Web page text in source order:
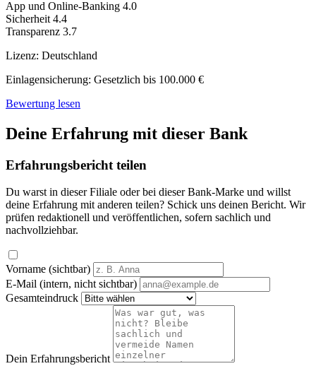
App und Online-Banking 4.0
Sicherheit 4.4
Transparenz 3.7
Lizenz: Deutschland
Einlagensicherung: Gesetzlich bis 100.000 €
Bewertung lesen
Deine Erfahrung mit dieser Bank
Erfahrungsbericht teilen
Du warst in dieser Filiale oder bei dieser Bank-Marke und willst
deine Erfahrung mit anderen teilen? Schick uns deinen Bericht. Wir
prüfen redaktionell und veröffentlichen, sofern sachlich und
nachvollziehbar.
Vorname (sichtbar)
E-Mail (intern, nicht sichtbar)
Gesamteindruck
Dein Erfahrungsbericht